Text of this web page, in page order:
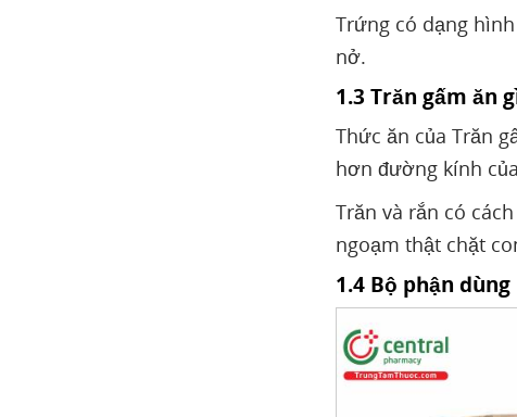
Trứng có dạng
nở.
1.3 Trăn gấm ăn
Thức ăn của Trăn
hơn đường kính
Trăn và rắn có
ngoạm thật chặt
1.4 Bộ phận dùng